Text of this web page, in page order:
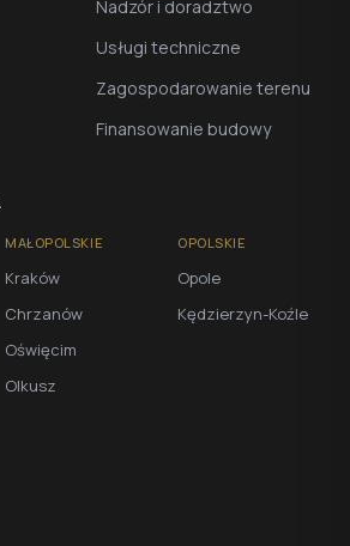
Nadzór i doradztwo
Usługi techniczne
Zagospodarowanie terenu
Finansowanie budowy
MAŁOPOLSKIE
Kraków
Chrzanów
Oświęcim
Olkusz
OPOLSKIE
Opole
Kędzierzyn-Koźle